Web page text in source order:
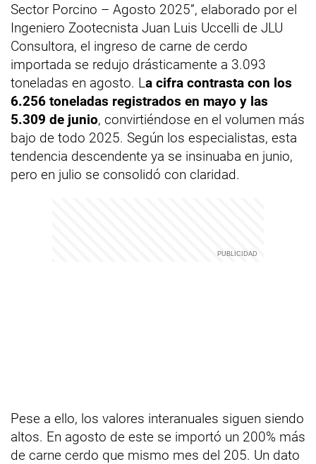
Sector Porcino – Agosto 2025”, elaborado por el
Ingeniero Zootecnista Juan Luis Uccelli de JLU
Consultora, el ingreso de carne de cerdo
importada se redujo drásticamente a 3.093
toneladas en agosto. La cifra contrasta con los
6.256 toneladas registrados en mayo y las
5.309 de junio, convirtiéndose en el volumen más
bajo de todo 2025. Según los especialistas, esta
tendencia descendente ya se insinuaba en junio,
pero en julio se consolidó con claridad.
Pese a ello, los valores interanuales siguen siendo
altos. En agosto de este se importó un 200% más
de carne cerdo que mismo mes del 205. Un dato